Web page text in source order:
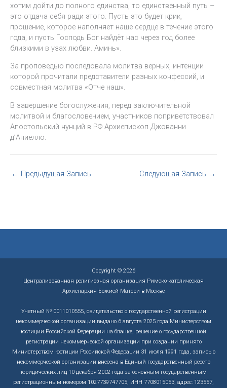
хотим дойти до полного единства, то единственный путь –
это отдача себя ради этого. Пусть это будет крик,
прошение, которое наполняет наше сердце в течение этого
года, и пусть Господь Бог найдёт нас через год более
близкими в узах любви. Аминь».
За проповедью последовала молитва верных, интенции
которой прочитали представители разных конфессий, и
совместная молитва «Отче наш».
В завершение богослужения, перед заключительной
молитвой и благословением, участников поприветствовал
Апостольский нунций в РФ Архиепископ Джованни
д’Аниелло.
← Предыдущая Запись Следующая Запись →
Copyright © 2026
Централизованная религиозная организация Римско-католическая
Архиепархия Божией Матери в Москве
Учетный № 0011010555, свидетельство о государственной регистрации
некоммерческой организации выдано 6 августа 2025 года Министерством
юстиции Российской Федерации на бланке, решение о государственной
регистрации некоммерческой организации при создании принято
Министерством юстиции Российской Федерации 31 июля 1991 года, запись о
некоммерческой организации внесена в Единый государственный реестр
юридических лиц 10 декабря 2002 года за основным государственным
регистрационным номером 1027739747705, ИНН 7708015053, адрес: 123557,